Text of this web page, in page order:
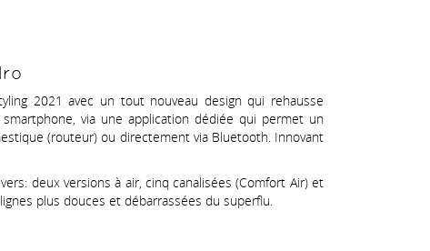
2021 avec un tout nouveau design qui rehausse
via une application dédiée qui permet un
(routeur) ou directement via Bluetooth. Innovant
deux versions à air, cinq canalisées (Comfort Air) et
plus douces et débarrassées du superflu.